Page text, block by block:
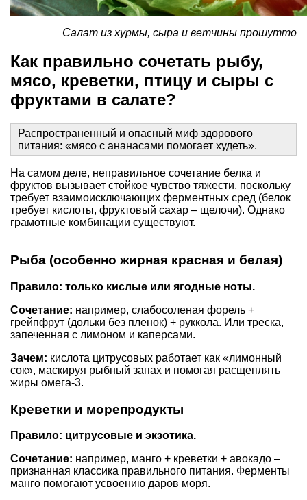
Салат из хурмы, сыра и ветчины прошутто
Как правильно сочетать рыбу,
мясо, креветки, птицу и сыры с
фруктами в салате?
Распространенный и опасный миф здорового
питания: «мясо с ананасами помогает худеть».
На самом деле, неправильное сочетание белка и
фруктов вызывает стойкое чувство тяжести, поскольку
требует взаимоисключающих ферментных сред (белок
требует кислоты, фруктовый сахар – щелочи). Однако
грамотные комбинации существуют.
Рыба (особенно жирная красная и белая)
Правило: только кислые или ягодные ноты.
Сочетание: например, слабосоленая форель +
грейпфрут (дольки без пленок) + руккола. Или треска,
запеченная с лимоном и каперсами.
Зачем: кислота цитрусовых работает как «лимонный
сок», маскируя рыбный запах и помогая расщеплять
жиры омега-3.
Креветки и морепродукты
Правило: цитрусовые и экзотика.
Сочетание: например, манго + креветки + авокадо –
признанная классика правильного питания. Ферменты
манго помогают усвоению даров моря.